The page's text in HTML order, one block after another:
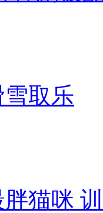
取乐
猫咪